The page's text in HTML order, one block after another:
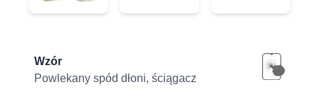
Product information
Wzór
Powlekany spód dłoni, ściągacz